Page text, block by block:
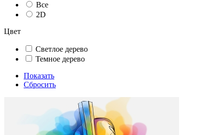
Все
2D
Цвет
Светлое дерево
Темное дерево
Показать
Сбросить